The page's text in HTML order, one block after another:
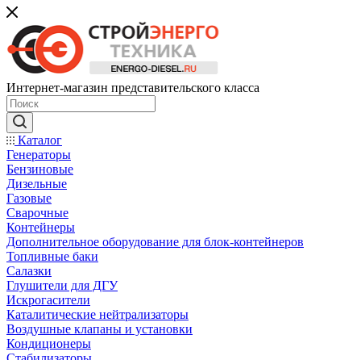
Интернет-магазин представительского класса
Каталог
Генераторы
Бензиновые
Дизельные
Газовые
Сварочные
Контейнеры
Дополнительное оборудование для блок-контейнеров
Топливные баки
Салазки
Глушители для ДГУ
Искрогасители
Каталитические нейтрализаторы
Воздушные клапаны и установки
Кондиционеры